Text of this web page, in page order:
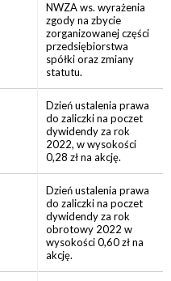
NWZA ws. wyrażenia
zgody na zbycie
zorganizowanej części
przedsiębiorstwa
spółki oraz zmiany
statutu.
Dzień ustalenia prawa
do zaliczki na poczet
dywidendy za rok
2022, w wysokości
0,28 zł na akcję.
Dzień ustalenia prawa
do zaliczki na poczet
dywidendy za rok
obrotowy 2022 w
wysokości 0,60 zł na
akcję.